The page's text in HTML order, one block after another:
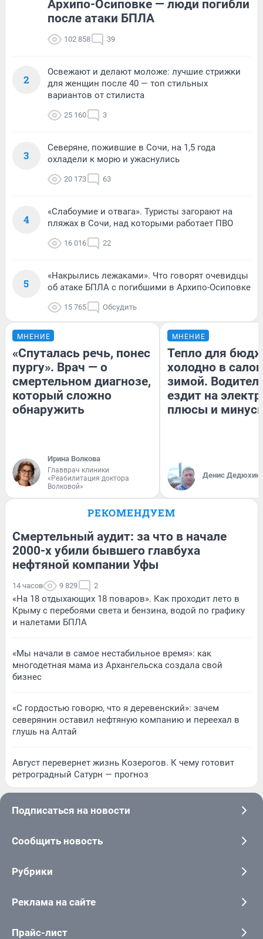
Архипо-Осиповке — люди погибли
после атаки БПЛА
102 858 39
2
Освежают и делают моложе: лучшие стрижки
для женщин после 40 — топ стильных
вариантов от стилиста
25 160 3
3
Северяне, пожившие в Сочи, на 1,5 года
охладели к морю и ужаснулись
20 173 63
4
«Слабоумие и отвага». Туристы загорают на
пляжах в Сочи, над которыми работает ПВО
16 016 22
5
«Накрылись лежаками». Что говорят очевидцы
об атаке БПЛА с погибшими в Архипо-Осиповке
15 765 Обсудить
МНЕНИЕ
«Спуталась речь, понес
пургу». Врач — о
смертельном диагнозе,
который сложно
обнаружить
Ирина Волкова
Главврач клиники
«Реабилитация доктора
Волковой»
МНЕНИЕ
Тепло для
холодно в
зимой.
ездит на
плюсы и
Денис Дедюхин
РЕКОМЕНДУЕМ
Смертельный аудит: за что в начале
2000-х убили бывшего главбуха
нефтяной компании Уфы
14 часов 9 829 2
«На 18 отдыхающих 18 поваров». Как проходит лето в
Крыму с перебоями света и бензина, водой по графику
и налетами БПЛА
«Мы начали в самое нестабильное время»: как
многодетная мама из Архангельска создала свой
бизнес
«С гордостью говорю, что я деревенский»: зачем
северянин оставил нефтяную компанию и переехал в
глушь на Алтай
Август перевернет жизнь Козерогов. К чему готовит
ретроградный Сатурн — прогноз
Подписаться на новости
Сообщить новость
Рубрики
Реклама на сайте
Прайс-лист